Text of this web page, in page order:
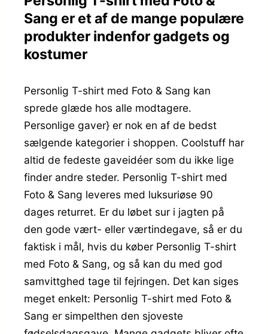
Sang er et af de mange populære
produkter indenfor gadgets og
kostumer
Personlig T-shirt med Foto & Sang kan
sprede glæde hos alle modtagere.
Personlige gaver} er nok en af de bedst
sælgende kategorier i shoppen. Coolstuff har
altid de fedeste gaveidéer som du ikke lige
finder andre steder. Personlig T-shirt med
Foto & Sang leveres med luksuriøse 90
dages returret. Er du løbet sur i jagten på
den gode vært- eller værtindegave, så er du
faktisk i mål, hvis du køber Personlig T-shirt
med Foto & Sang, og så kan du med god
samvittghed tage til fejringen. Det kan siges
meget enkelt: Personlig T-shirt med Foto &
Sang er simpelthen den sjoveste